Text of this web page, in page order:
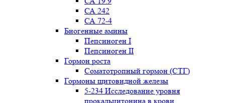
СА 242
СА 72-4
Биогенные амины
Пепсиноген I
Пепсиноген II
Гормон роста
Соматотропный гормон (СТГ)
Гормоны щитовидной железы
5-234 Исследование уровня
прокальцитонина в крови